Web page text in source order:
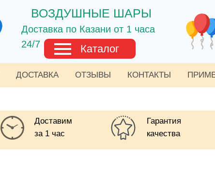
ВОЗДУШНЫЕ ШАРЫ
Доставка по Казани от 1 часа
24/7
Каталог
ДОСТАВКА ОТЗЫВЫ КОНТАКТЫ
Доставим
за 1 час
Гарантия
качества